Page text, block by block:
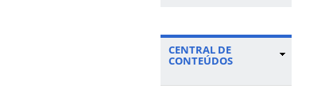
CENTRAL DE
CONTEÚDOS